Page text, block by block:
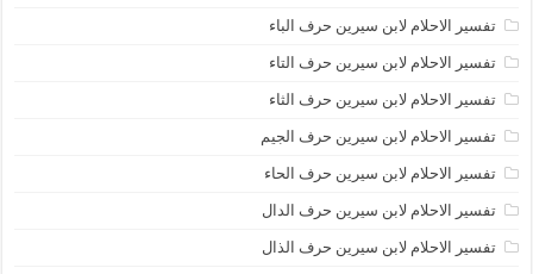
تفسير الاحلام لابن سيرين حرف الباء
تفسير الاحلام لابن سيرين حرف التاء
تفسير الاحلام لابن سيرين حرف الثاء
تفسير الاحلام لابن سيرين حرف الجيم
تفسير الاحلام لابن سيرين حرف الحاء
تفسير الاحلام لابن سيرين حرف الدال
تفسير الاحلام لابن سيرين حرف الذال